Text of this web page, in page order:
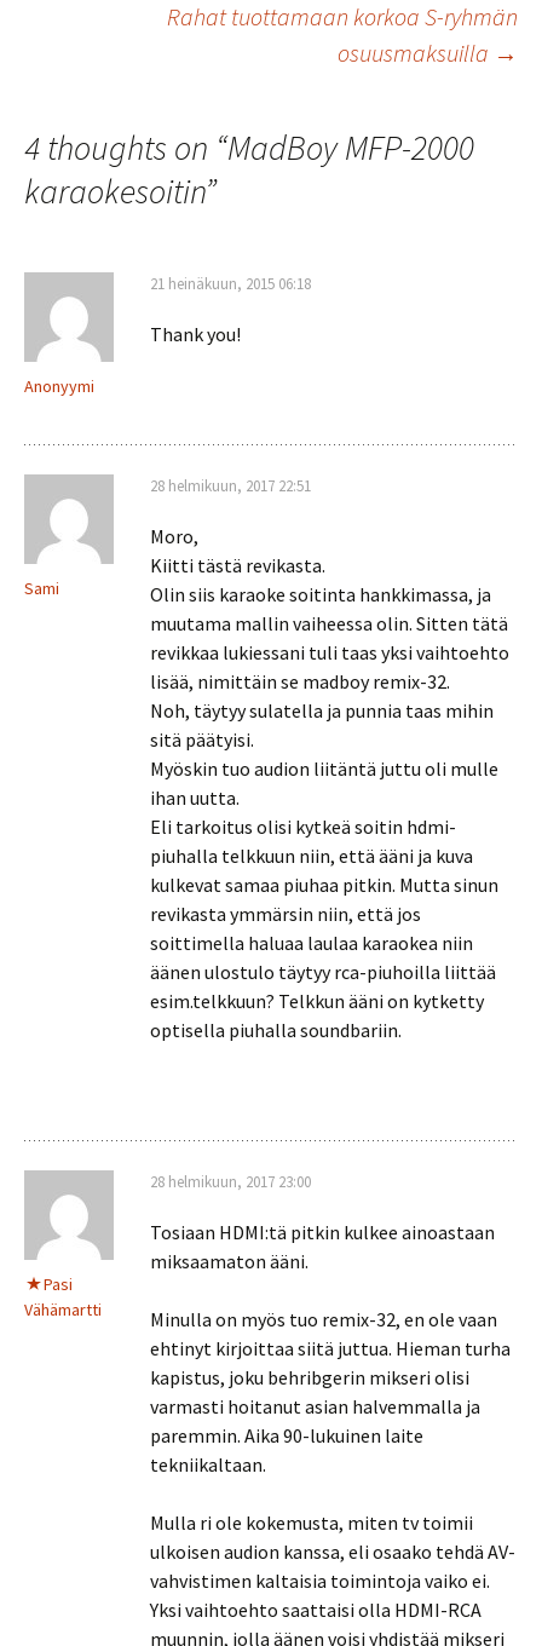
selausRahat tuottamaan korkoa S-ryhmän
osuusmaksuilla →
4 thoughts on “MadBoy MFP-2000
karaokesoitin”
Anonyymi
21 heinäkuun, 2015 06:18
Thank you!
Sami
28 helmikuun, 2017 22:51
Moro,
Kiitti tästä revikasta.
Olin siis karaoke soitinta hankkimassa, ja
muutama mallin vaiheessa olin. Sitten tätä
revikkaa lukiessani tuli taas yksi vaihtoehto
lisää, nimittäin se madboy remix-32.
Noh, täytyy sulatella ja punnia taas mihin
sitä päätyisi.
Myöskin tuo audion liitäntä juttu oli mulle
ihan uutta.
Eli tarkoitus olisi kytkeä soitin hdmi-
piuhalla telkkuun niin, että ääni ja kuva
kulkevat samaa piuhaa pitkin. Mutta sinun
revikasta ymmärsin niin, että jos
soittimella haluaa laulaa karaokea niin
äänen ulostulo täytyy rca-piuhoilla liittää
esim.telkkuun? Telkkun ääni on kytketty
optisella piuhalla soundbariin.
Pasi
Vähämartti
28 helmikuun, 2017 23:00
Tosiaan HDMI:tä pitkin kulkee ainoastaan
miksaamaton ääni.
Minulla on myös tuo remix-32, en ole vaan
ehtinyt kirjoittaa siitä juttua. Hieman turha
kapistus, joku behribgerin mikseri olisi
varmasti hoitanut asian halvemmalla ja
paremmin. Aika 90-lukuinen laite
tekniikaltaan.
Mulla ri ole kokemusta, miten tv toimii
ulkoisen audion kanssa, eli osaako tehdä AV-
vahvistimen kaltaisia toimintoja vaiko ei.
Yksi vaihtoehto saattaisi olla HDMI-RCA
muunnin, jolla äänen voisi yhdistää mikseri